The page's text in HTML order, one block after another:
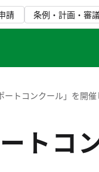
請 条例・計画・審
トコンクール」を開催
トコ